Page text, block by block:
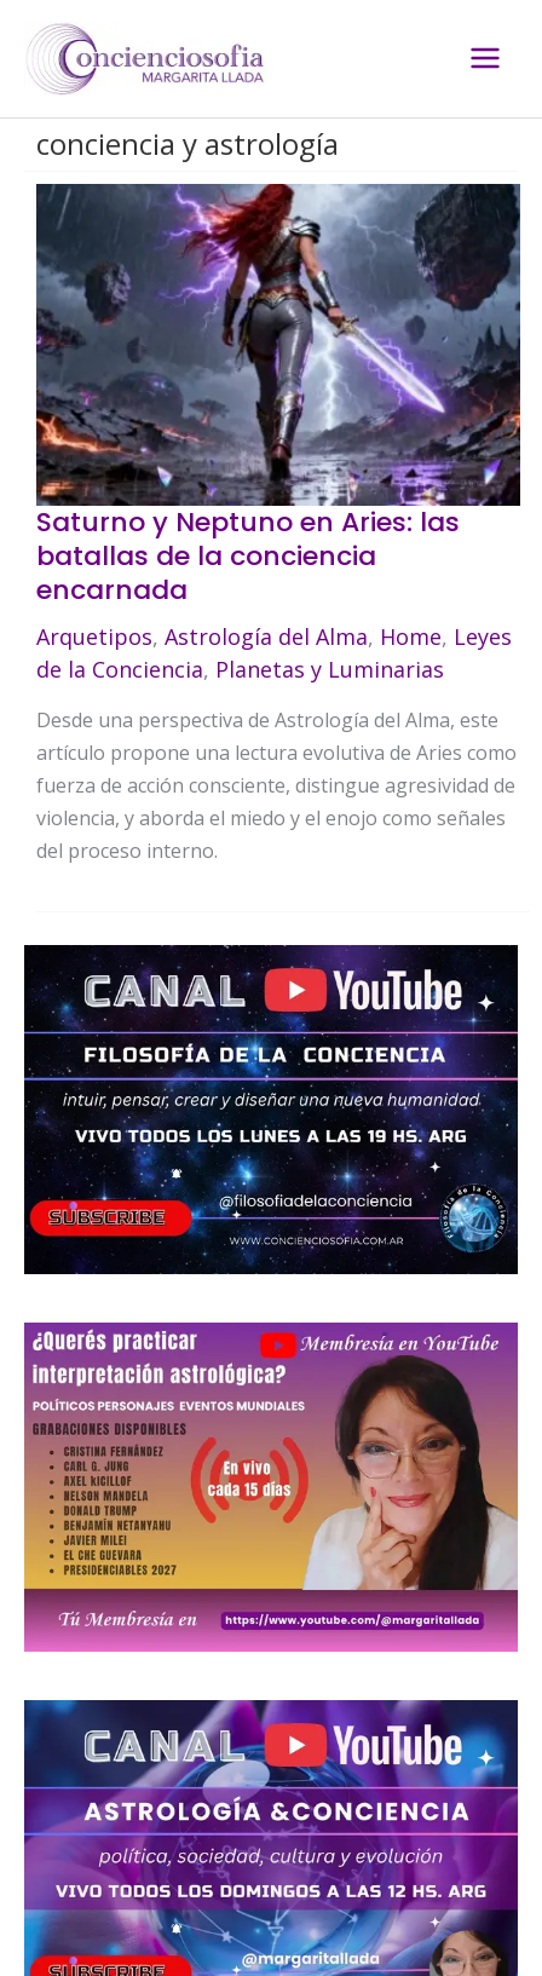
contenido
conciencia y astrología
Saturno y Neptuno en Aries: las
batallas de la conciencia
encarnada
Arquetipos, Astrología del Alma, Home, Leyes
de la Conciencia, Planetas y Luminarias
Desde una perspectiva de Astrología del Alma, este
artículo propone una lectura evolutiva de Aries como
fuerza de acción consciente, distingue agresividad de
violencia, y aborda el miedo y el enojo como señales
del proceso interno.